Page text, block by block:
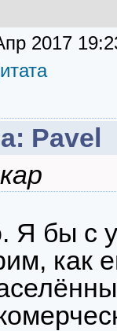
2017
Pavel
Я бы с
как